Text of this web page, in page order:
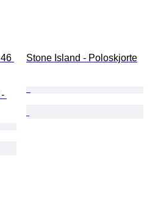
Stone Island - Poloskjorte